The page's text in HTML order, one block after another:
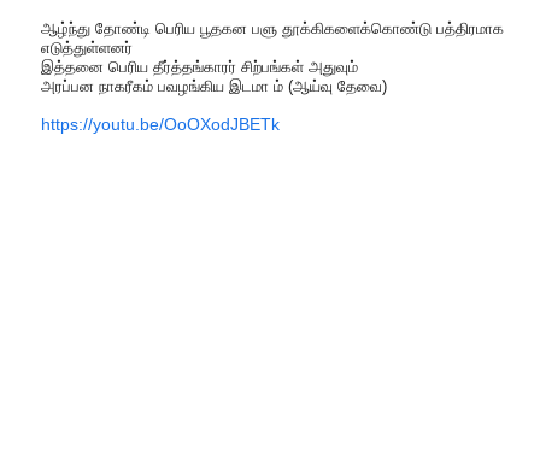
ஆழ்ந்து தோண்டி பெரிய பூதகன பளு தூக்கிகளைக்கொண்டு பத்திரமாக
எடுத்துள்ளனர்
இத்தனை பெரிய தீர்த்தங்காரர் சிற்பங்கள் அதுவும்
அரப்பன நாகரீகம் பவழங்கிய இடமா ம் (ஆய்வு தேவை)
https://youtu.be/OoOXodJBETk